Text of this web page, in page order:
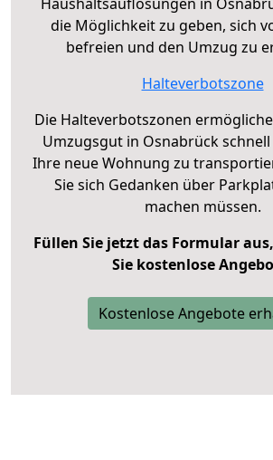
die Möglichkeit zu geben, sich
befreien und den Umzug zu
Halteverbotszone
Die Halteverbotszonen
Umzugsgut in Osnabrück
Ihre neue Wohnung zu
Sie sich Gedanken über
machen müssen.
Füllen Sie jetzt das Formular
Sie kostenlose
Kostenlose Angebote